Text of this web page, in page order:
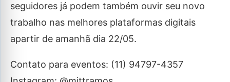
seguidores já podem também ouvir seu novo
trabalho nas melhores plataformas digitais
apartir de amanhã dia 22/05.
Contato para eventos: (11) 94797-4357